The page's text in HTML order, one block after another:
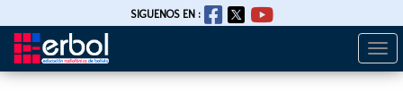
Pasar
SIGUENOS EN :